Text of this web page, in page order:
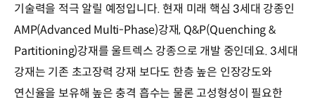
기술력을 적극 알릴 예정입니다. 현재 미래 핵심 3세대 강종인
AMP(Advanced Multi-Phase)강재, Q&P(Quenching &
Partitioning)강재를 울트렉스 강종으로 개발 중인데요. 3세대
강재는 기존 초고장력 강재 보다도 한층 높은 인장강도와
연신율을 보유해 높은 충격 흡수는 물론 고성형성이 필요한